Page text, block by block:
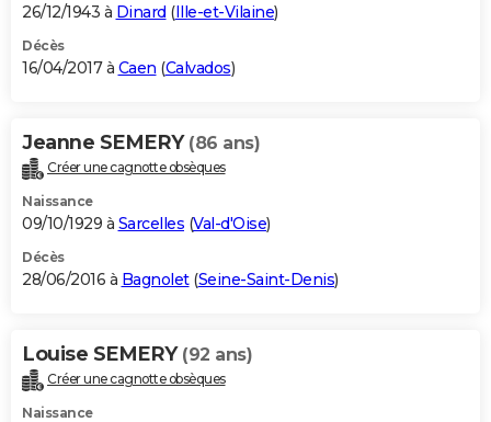
26/12/1943 à Dinard (Ille-et-Vilaine)
Décès
16/04/2017 à Caen (Calvados)
Jeanne SEMERY (86 ans)
Créer une cagnotte obsèques
Naissance
09/10/1929 à Sarcelles (Val-d'Oise)
Décès
28/06/2016 à Bagnolet(Seine-Saint-Denis)
Louise SEMERY (92 ans)
Créer une cagnotte obsèques
Naissance